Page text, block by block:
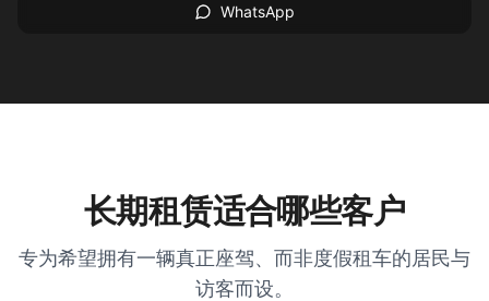
WhatsApp
长期租赁适合哪些客户
专为希望拥有一辆真正座驾、而非度假租车的居民与
访客而设。